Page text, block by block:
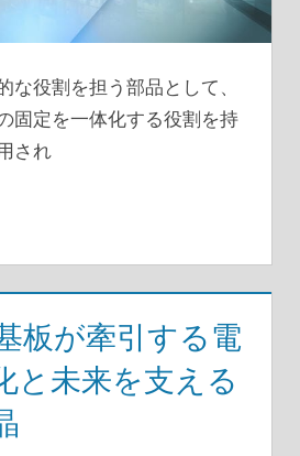
な役割を担う部品として、
固定を一体化する役割を持
され
板が牽引する電
と未来を支える